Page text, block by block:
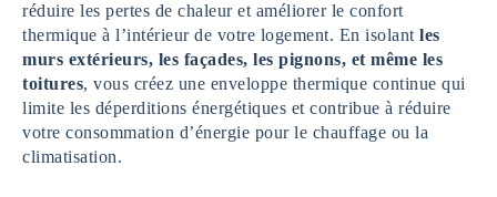
réduire les pertes de chaleur et améliorer le confort
thermique à l’intérieur de votre logement. En isolant les
murs extérieurs, les façades, les pignons, et même les
toitures, vous créez une enveloppe thermique continue qui
limite les déperditions énergétiques et contribue à réduire
votre consommation d’énergie pour le chauffage ou la
climatisation.